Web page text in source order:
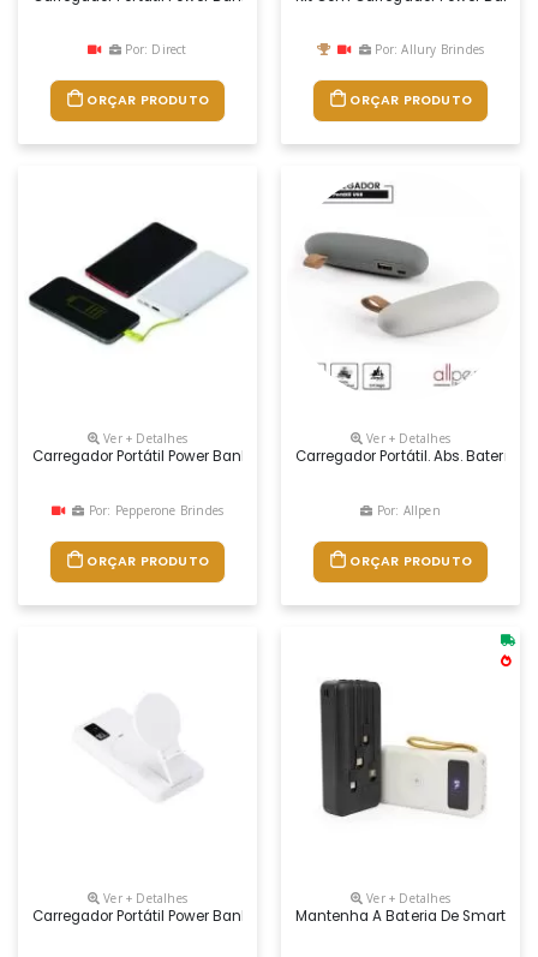
Por: Direct
ORÇAR PRODUTO
Por: Allury Brindes
ORÇAR PRODUTO
Ver + Detalhes
Carregador Portátil Power Bank 10.000mah Personalizado
Por: Pepperone Brindes
ORÇAR PRODUTO
Ver + Detalhes
Carregador Portátil. Abs. Bateria
Por: Allpen
ORÇAR PRODUTO
Ver + Detalhes
Carregador Portátil Power Bank 10000 Mah Personalizado
Ver + Detalhes
Mantenha A Bateria De